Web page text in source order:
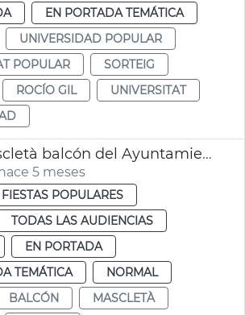
EN PORTADA TEMÁTICA
UNIVERSIDAD POPULAR
POPULAR
SORTEIG
ROCÍO GIL
UNIVERSITAT
Sorteo mascletà balcón del Ayuntamiento València
5 meses
POPULARES
TODAS LAS AUDIENCIAS
EN PORTADA
TEMÁTICA
NORMAL
BALCÓN
MASCLETÀ